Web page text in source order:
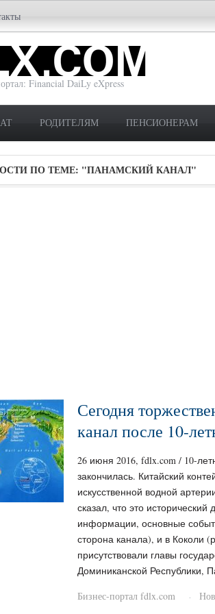
Financial DaiLy eXpress
РОДИТЕЛЯМ ПЕНСИОНЕРАМ
ПО ТЕМЕ: "ПАНАМСКИЙ КАНАЛ"
Сегодня
канал после 10-
26 июня 2016, fdlx.com / 10-
закончилась. Китайский
искусственной водной
сказал, что это
информации, основные
сторона канала), и в Коколи
присутствовали главы
Доминиканской Республики,
Бизнес-портал fdlx.com
·